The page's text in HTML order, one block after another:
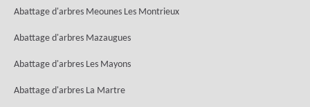
Abattage d'arbres Meounes Les Montrieux
Abattage d'arbres Mazaugues
Abattage d'arbres Les Mayons
Abattage d'arbres La Martre